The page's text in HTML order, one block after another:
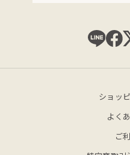
ショッ
よく
ご